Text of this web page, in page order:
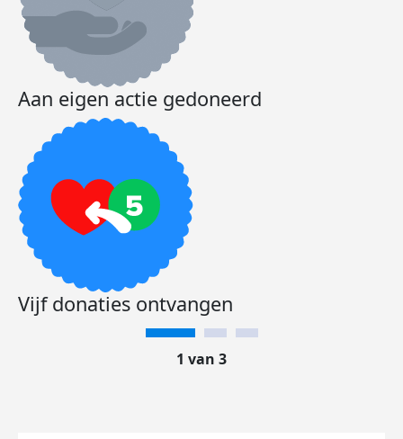
Aan eigen actie gedoneerd
Vijf donaties ontvangen
1 van 3